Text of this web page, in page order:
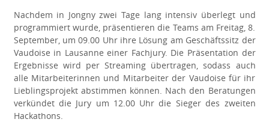
Nachdem in Jongny zwei Tage lang intensiv überlegt und
programmiert wurde, präsentieren die Teams am Freitag, 8.
September, um 09.00 Uhr ihre Lösung am Geschäftssitz der
Vaudoise in Lausanne einer Fachjury. Die Präsentation der
Ergebnisse wird per Streaming übertragen, sodass auch
alle Mitarbeiterinnen und Mitarbeiter der Vaudoise für ihr
Lieblingsprojekt abstimmen können. Nach den Beratungen
verkündet die Jury um 12.00 Uhr die Sieger des zweiten
Hackathons.